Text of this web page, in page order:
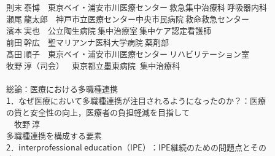
則末 泰博 東京ベイ・浦安市川医療センター 救急集中治療科 呼吸器内科
瀬尾 龍太郎 神戸市立医療センター中央市民病院 救命救急センター
濱本 実也 公立陶生病院 集中治療室 集中ケア認定看護師
前田 幹広 聖マリアンナ医科大学病院 薬剤部
髙田 順子 東京ベイ・浦安市川医療センター リハビリテーション室
牧野 淳（司会） 東京都立墨東病院 集中治療科
総論：医療における多職種連携
1．なぜ医療において多職種連携が注目されるようになったのか？：医療
の質と安全性の向上，医療者の負担軽減を目指して
牧野 淳
多職種連携を構成する要素
2．interprofessional education（IPE）：IPE継続のための問題点とその